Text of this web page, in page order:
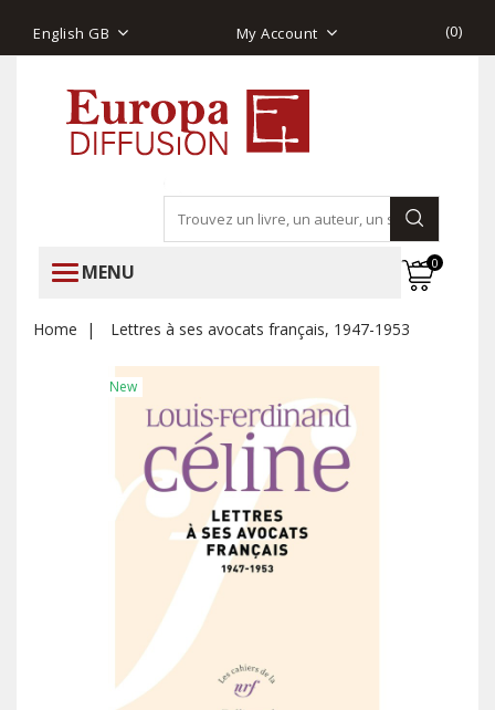
English GB My Account (0)
MENU 0
Home Lettres à ses avocats français, 1947-1953
New